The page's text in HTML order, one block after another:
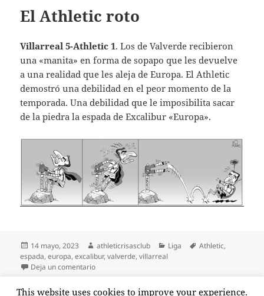
El Athletic roto
Villarreal 5-Athletic 1. Los de Valverde recibieron
una «manita» en forma de sopapo que les devuelve
a una realidad que les aleja de Europa. El Athletic
demostró una debilidad en el peor momento de la
temporada. Una debilidad que le imposibilita sacar
de la piedra la espada de Excalibur «Europa».
Publicado
el
14 mayo, 2023 Autor
athleticrisasclub Categorías
Liga Etiquetas
Athletic,
espada,europa,excalibur,valverde,villarreal
Deja un comentarioen El Athletic roto
Paginación
This website uses cookies to improve your experience.